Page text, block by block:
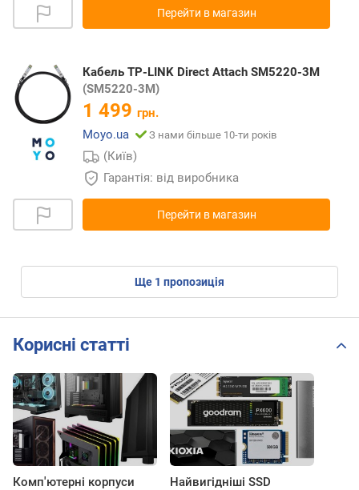
Перейти в магазин
Кабель TP-LINK Direct Attach SM5220-3M
(SM5220-3M)
1 499 грн.
Moyo.ua
З нами більше 10-ти років
(Київ)
Гарантія: від виробника
Перейти в магазин
ще 1 пропозиція
Корисні статті
Комп'ютерні корпуси
Найвигідніші SSD